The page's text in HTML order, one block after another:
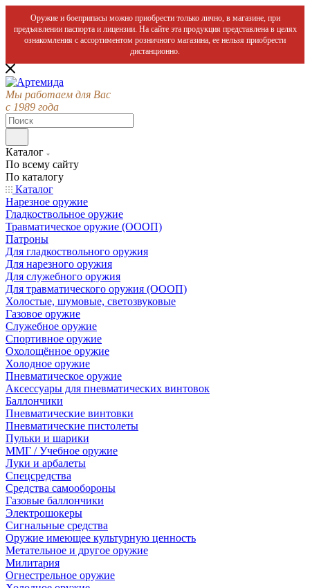
Оружие и боеприпасы можно приобрести только лично, в магазине, при
предъявлении паспорта и лицензии. На сайте эта продукция представлена в целях
ознакомления с ассортиментом розничного магазина, ее нельзя приобрести
дистанционно.
Мы работаем для Вас
с 1989 года
Каталог
По всему сайту
По каталогу
Каталог
Нарезное оружие
Гладкоствольное оружие
Травматическое оружие (ОООП)
Патроны
Для гладкоствольного оружия
Для нарезного оружия
Для служебного оружия
Для травматического оружия (ОООП)
Холостые, шумовые, светозвуковые
Газовое оружие
Служебное оружие
Спортивное оружие
Охолощённое оружие
Холодное оружие
Пневматическое оружие
Аксессуары для пневматических винтовок
Баллончики
Пневматические винтовки
Пневматические пистолеты
Пульки и шарики
ММГ / Учебное оружие
Луки и арбалеты
Спецсредства
Средства самообороны
Газовые баллончики
Электрошокеры
Сигнальные средства
Оружие имеющее культурную ценность
Метательное и другое оружие
Милитария
Огнестрельное оружие